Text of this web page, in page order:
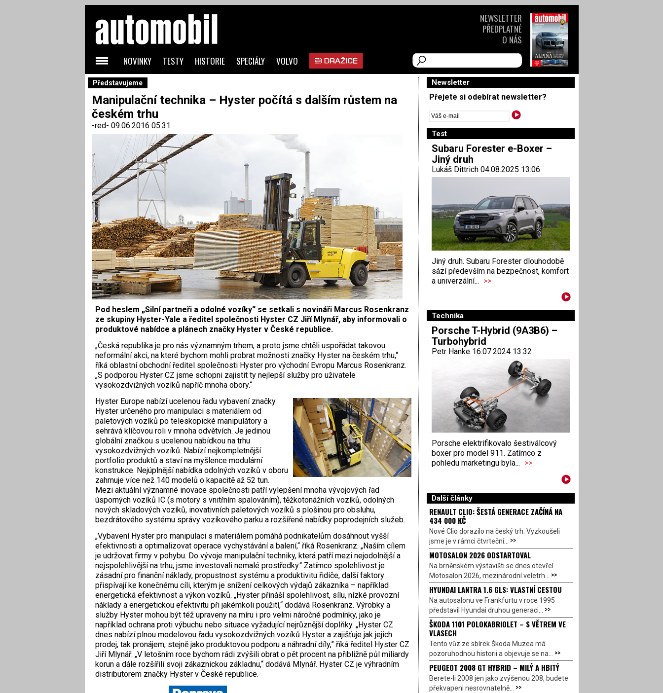
Představujeme
Manipulační technika – Hyster počítá s dalším růstem na
českém trhu
-red- 09.06.2016 05:31
Pod heslem „Silní partneři a odolné vozíky“ se setkali s novináři Marcus Rosenkranz
ze skupiny Hyster-Yale a ředitel společnosti Hyster CZ Jiří Mlynář, aby informovali o
produktové nabídce a plánech značky Hyster v České republice.
„Česká republika je pro nás významným trhem, a proto jsme chtěli uspořádat takovou
neformální akci, na které bychom mohli probrat možnosti značky Hyster na českém trhu,“
říká oblastní obchodní ředitel společnosti Hyster pro východní Evropu Marcus Rosenkranz.
„S podporou Hyster CZ jsme schopni zajistit ty nejlepší služby pro uživatele
vysokozdvižných vozíků napříč mnoha obory.“
Hyster Europe nabízí ucelenou řadu vybavení značky
Hyster určeného pro manipulaci s materiálem od
paletových vozíků po teleskopické manipulátory a
sehrává klíčovou roli v mnoha odvětvích. Je jedinou
globální značkou s ucelenou nabídkou na trhu
vysokozdvižných vozíků. Nabízí nejkompletnější
portfolio produktů a staví na myšlence modulární
konstrukce. Nejúplnější nabídka odolných vozíků v oboru
zahrnuje více než 140 modelů o kapacitě až 52 tun.
Mezi aktuální významné inovace společnosti patří vylepšení mnoha vývojových řad
úsporných vozíků IC (s motory s vnitřním spalováním), těžkotonážních vozíků, odolných
nových skladových vozíků, inovativních paletových vozíků s plošinou pro obsluhu,
bezdrátového systému správy vozíkového parku a rozšířené nabídky poprodejních služeb.
„Vybavení Hyster pro manipulaci s materiálem pomáhá podnikatelům dosáhnout vyšší
efektivnosti a optimalizovat operace vychystávání a balení,“ říká Rosenkranz. „Naším cílem
je udržovat firmy v pohybu. Do vývoje manipulační techniky, která patří mezi nejodolnější a
nejspolehlivější na trhu, jsme investovali nemalé prostředky.“ Zatímco spolehlivost je
zásadní pro finanční náklady, propustnost systému a produktivitu řidiče, další faktory
přispívají ke konečnému cíli, kterým je snížení celkových výdajů zákazníka – například
energetická efektivnost a výkon vozíků. „Hyster přináší spolehlivost, sílu, nízké provozní
náklady a energetickou efektivitu při jakémkoli použití,“ dodává Rosenkranz. Výrobky a
služby Hyster mohou být též upraveny na míru i pro velmi náročné podmínky, jako je
například ochrana proti výbuchu nebo situace vyžadující nejrůznější doplňky. „Hyster CZ
dnes nabízí plnou modelovou řadu vysokozdvižných vozíků Hyster a zajišťuje jak jejich
prodej, tak pronájem, stejně jako produktovou podporu a náhradní díly,” říká ředitel Hyster CZ
Jiří Mlynář. „V letošním roce bychom rádi zvýšili obrat o pět procent na přibližně půl miliardy
korun a dále rozšířili svoji zákaznickou základnu,“ dodává Mlynář. Hyster CZ je výhradním
distributorem značky Hyster v České republice.
Newsletter
Přejete si odebírat newsletter?
Test
Subaru Forester e-Boxer –
Jiný druh
Lukáš Dittrich 04.08.2025 13:06
Jiný druh. Subaru Forester dlouhodobě
sází především na bezpečnost, komfort
a univerzální... >>
Technika
Porsche T-Hybrid (9A3B6) –
Turbohybrid
Petr Hanke 16.07.2024 13:32
Porsche elektrifikovalo šestiválcový
boxer pro model 911. Zatímco z
pohledu marketingu byla... >>
Další články
RENAULT CLIO: ŠESTÁ GENERACE ZAČÍNÁ NA
434 000 KČ
Nové Clio dorazilo na český trh. Vyzkoušeli
jsme je v rámci čtvrteční... >>
MOTOSALON 2026 ODSTARTOVAL
Na brněnském výstavišti se dnes otevřel
Motosalon 2026, mezinárodní veletrh... >>
HYUNDAI LANTRA 1.6 GLS: VLASTNÍ CESTOU
Na autosalonu ve Frankfurtu v roce 1995
představil Hyundai druhou generaci... >>
ŠKODA 1101 POLOKABRIOLET – S VĚTREM VE
VLASECH
Tento vůz ze sbírek Škoda Muzea má
pozoruhodnou historii a objevuje se na... >>
PEUGEOT 2008 GT HYBRID – MILÝ A HBITÝ
Berete-li 2008 jen jako zvýšenou 208, budete
překvapeni nesrovnatelně... >>
NOVINKY TESTY HISTORIE SPECIÁLY VOLVO
NEWSLETTER
PŘEDPLATNÉ
O NÁS